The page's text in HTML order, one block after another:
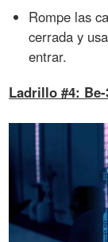
Rompe las
cerrada y
entrar.
Ladrillo #4: Be-